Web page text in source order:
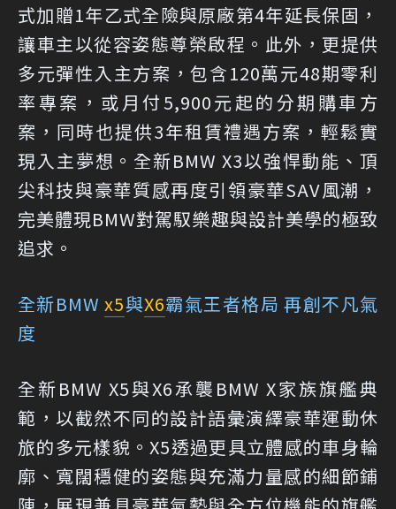
式加贈1年乙式全險與原廠第4年延長保固，
讓車主以從容姿態尊榮啟程。此外，更提供
多元彈性入主方案，包含120萬元48期零利
率專案，或月付5,900元起的分期購車方
案，同時也提供3年租賃禮遇方案，輕鬆實
現入主夢想。全新BMW X3以強悍動能、頂
尖科技與豪華質感再度引領豪華SAV風潮，
完美體現BMW對駕馭樂趣與設計美學的極致
追求。
全新BMWx5與X6霸氣王者格局 再創不凡氣
度
全新BMW X5與X6承襲BMW X家族旗艦典
範，以截然不同的設計語彙演繹豪華運動休
旅的多元樣貌。X5透過更具立體感的車身輪
廓、寬闊穩健的姿態與充滿力量感的細節鋪